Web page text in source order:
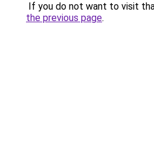
If you do not want to visit
the previous page.